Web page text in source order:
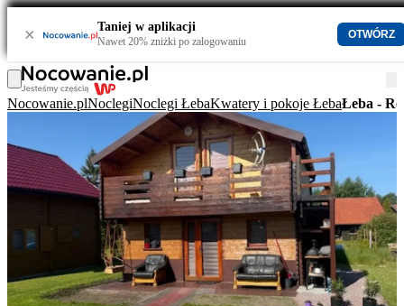
× Taniej w aplikacji
Nawet 20% zniżki po zalogowaniu
OTWÓRZ
Nocowanie.plNoclegiNoclegi ŁebaKwatery i pokoje ŁebaŁeba -